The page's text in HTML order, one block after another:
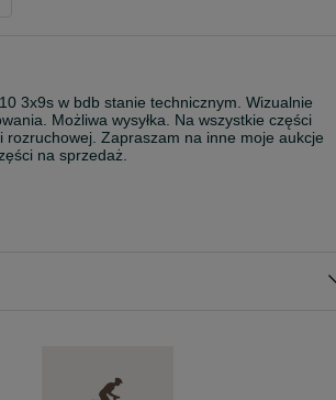
3x9s w bdb stanie technicznym. Wizualnie
Możliwa wysyłka. Na wszystkie części
rozruchowej. Zapraszam na inne moje aukcje
na sprzedaż.